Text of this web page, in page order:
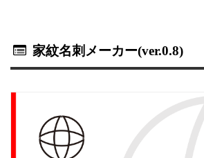
家紋名刺メーカー(ver.0.8)